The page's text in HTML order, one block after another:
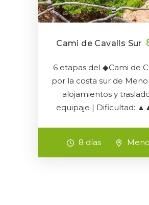
Cami de Cavalls Sur
6 etapas del ◆Cami de
por la costa sur de
alojamientos y
equipaje | Dificultad:
8 días